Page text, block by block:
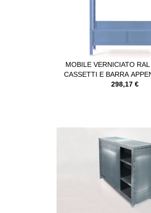
MOBILE VERNICIATO
CASSETTI E BARRA
METALLO
298,17 €